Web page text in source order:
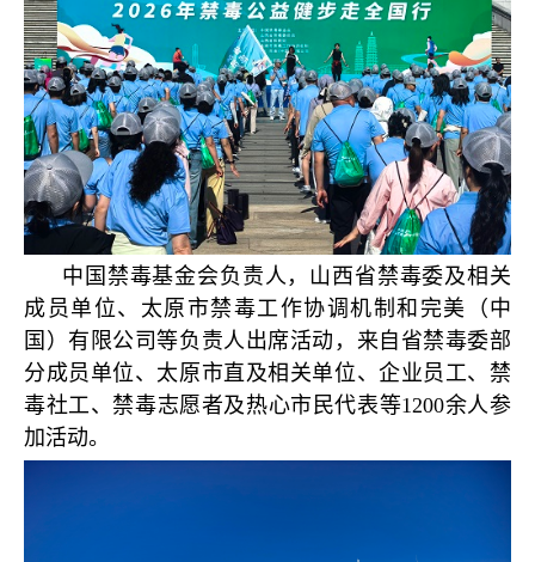
中国禁毒基金会负责人，山西省禁毒委及相关
成员单位、太原市禁毒工作协调机制和完美（中
国）有限公司等负责人出席活动，来自省禁毒委部
分成员单位、太原市直及相关单位、企业员工、禁
毒社工、禁毒志愿者及热心市民代表等1200余人参
加活动。